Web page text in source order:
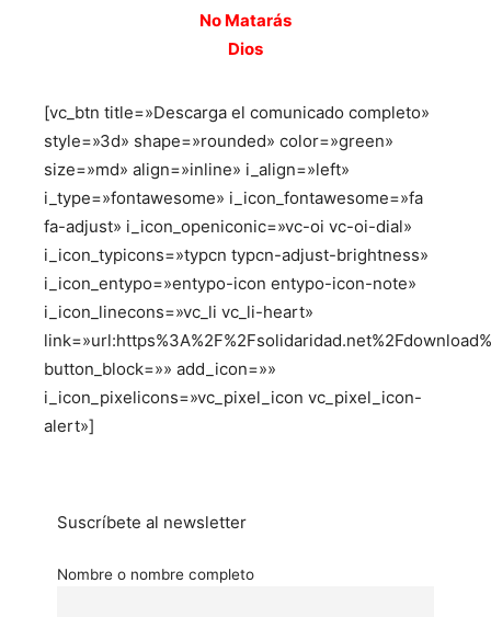
No Matarás
Dios
[vc_btn title=»Descarga el comunicado completo»
style=»3d» shape=»rounded» color=»green»
size=»md» align=»inline» i_align=»left»
i_type=»fontawesome» i_icon_fontawesome=»fa
fa-adjust» i_icon_openiconic=»vc-oi vc-oi-dial»
i_icon_typicons=»typcn typcn-adjust-brightness»
i_icon_entypo=»entypo-icon entypo-icon-note»
i_icon_linecons=»vc_li vc_li-heart»
button_block=»» add_icon=»»
i_icon_pixelicons=»vc_pixel_icon vc_pixel_icon-
alert»]
Suscríbete al newsletter
Nombre o nombre completo